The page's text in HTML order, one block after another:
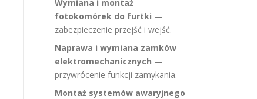
Wymiana i montaż
fotokomórek do furtki —
zabezpieczenie przejść i wejść.
Naprawa i wymiana zamków
elektromechanicznych —
przywrócenie funkcji zamykania.
Montaż systemów awaryjnego